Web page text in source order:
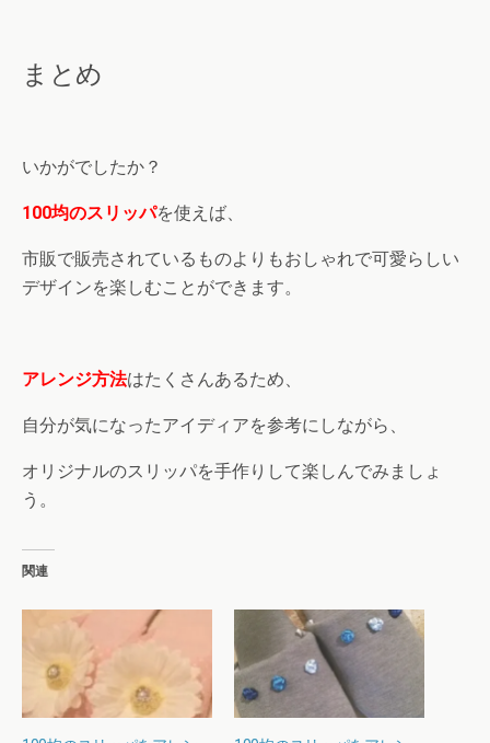
まとめ
いかがでしたか？
100均のスリッパを使えば、
市販で販売されているものよりもおしゃれで可愛らしい
デザインを楽しむことができます。
アレンジ方法はたくさんあるため、
自分が気になったアイディアを参考にしながら、
オリジナルのスリッパを手作りして楽しんでみましょ
う。
関連